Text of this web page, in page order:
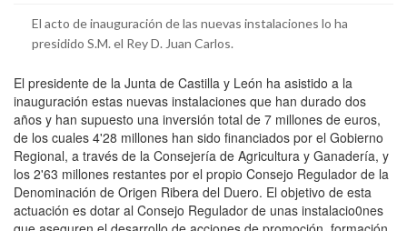
El acto de inauguración de las nuevas instalaciones lo ha
presidido S.M. el Rey D. Juan Carlos.
El presidente de la Junta de Castilla y León ha asistido a la
inauguración estas nuevas instalaciones que han durado dos
años y han supuesto una inversión total de 7 millones de euros,
de los cuales 4'28 millones han sido financiados por el Gobierno
Regional, a través de la Consejería de Agricultura y Ganadería, y
los 2'63 millones restantes por el propio Consejo Regulador de la
Denominación de Origen Ribera del Duero. El objetivo de esta
actuación es dotar al Consejo Regulador de unas instalacio0nes